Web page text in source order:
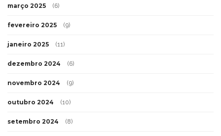
março 2025 (6)
fevereiro 2025 (9)
janeiro 2025 (11)
dezembro 2024 (6)
novembro 2024 (9)
outubro 2024 (10)
setembro 2024 (8)